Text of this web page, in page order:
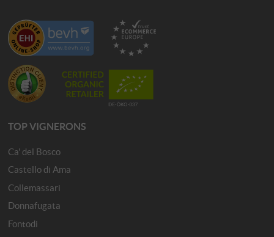
TOP VIGNERONS
Ca' del Bosco
Castello di Ama
Collemassari
Donnafugata
Fontodi